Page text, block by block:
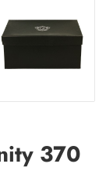
370